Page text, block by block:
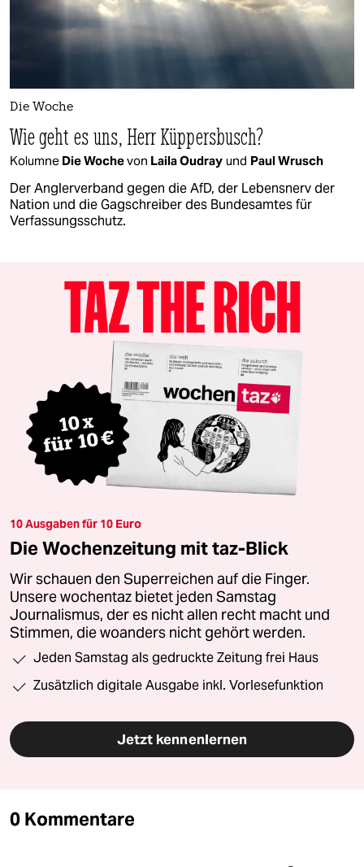
Die Woche
Wie geht es uns, Herr Küppersbusch?
Kolumne Die Wochevon Laila Oudray und Paul Wrusch
Der Anglerverband gegen die AfD, der Lebensnerv der
Nation und die Gagschreiber des Bundesamtes für
Verfassungsschutz.
10 Ausgaben für 10 Euro
Die Wochenzeitung mit taz-Blick
Wir schauen den Superreichen auf die Finger.
Unsere wochentaz bietet jeden Samstag
Journalismus, der es nicht allen recht macht und
Stimmen, die woanders nicht gehört werden.
Jeden Samstag als gedruckte Zeitung frei Haus
Zusätzlich digitale Ausgabe inkl. Vorlesefunktion
Jetzt kennenlernen
0 Kommentare